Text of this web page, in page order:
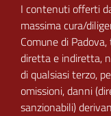
I contenuti offerti
massima cura/
Comune di Padova,
diretta e indiretta,
di qualsiasi terzo,
omissioni, danni
sanzionabili)